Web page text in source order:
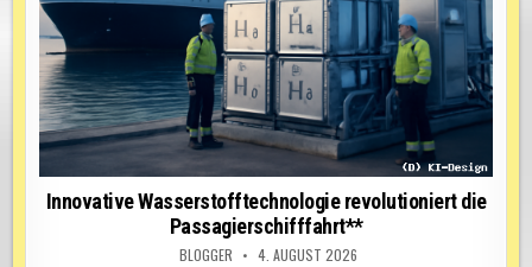
Innovative Wasserstofftechnologie revolutioniert die
Passagierschifffahrt**
BLOGGER
4. AUGUST 2026